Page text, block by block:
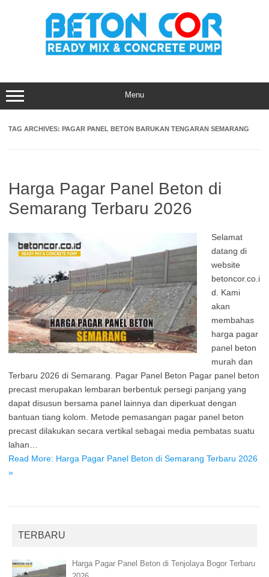
Menu
TAG ARCHIVES: PAGAR PANEL BETON BARUKAN TENGARAN SEMARANG
Harga Pagar Panel Beton di
Semarang Terbaru 2026
Selamat
datang di
website
betoncor.co.i
d. Kami
akan
membahas
harga pagar
panel beton
murah dan
Terbaru 2026 di Semarang. Pagar Panel Beton Pagar panel beton
precast merupakan lembaran berbentuk persegi panjang yang
dapat disusun bersama panel lainnya dan diperkuat dengan
bantuan tiang kolom. Metode pemasangan pagar panel beton
precast dilakukan secara vertikal sebagai media pembatas suatu
lahan…
Read More: Harga Pagar Panel Beton di Semarang Terbaru 2026
»
TERBARU
Harga Pagar Panel Beton di Tenjolaya Bogor Terbaru